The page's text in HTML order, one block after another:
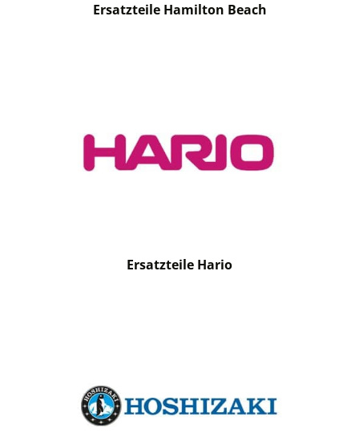
Ersatzteile Hamilton Beach
Ersatzteile Hario